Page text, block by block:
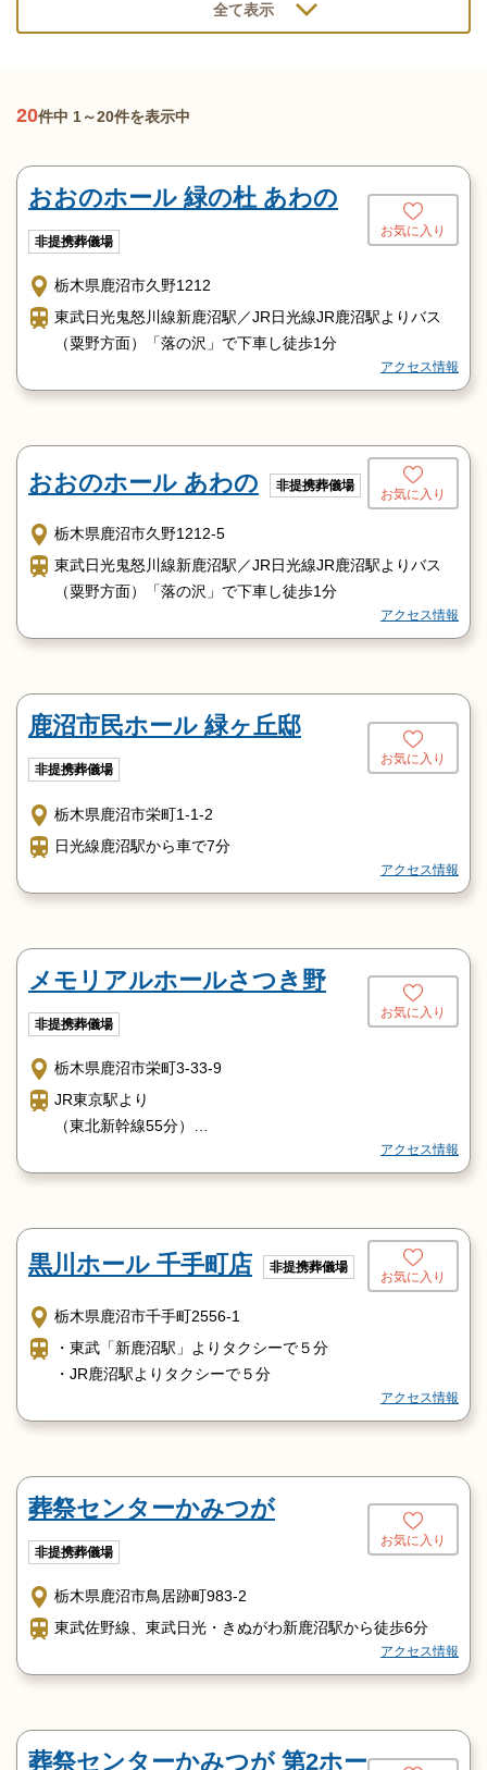
全て表示
20件中 1～20件を表示中
おおのホール 緑の杜 あわの
非提携葬儀場
お気に入り
栃木県鹿沼市久野1212
東武日光鬼怒川線新鹿沼駅／JR日光線JR鹿沼駅よりバス
（粟野方面）「落の沢」で下車し徒歩1分
アクセス情報
おおのホール あわの 非提携葬儀場
お気に入り
栃木県鹿沼市久野1212-5
東武日光鬼怒川線新鹿沼駅／JR日光線JR鹿沼駅よりバス
（粟野方面）「落の沢」で下車し徒歩1分
アクセス情報
鹿沼市民ホール 緑ヶ丘邸
非提携葬儀場
お気に入り
栃木県鹿沼市栄町1-1-2
日光線鹿沼駅から車で7分
アクセス情報
メモリアルホールさつき野
非提携葬儀場
お気に入り
栃木県鹿沼市栄町3-33-9
JR東京駅より
（東北新幹線55分）
宇都宮駅より（JR日光線15分）
鹿沼駅より（タクシー６分）
東武浅草駅より
（快速1時間36分）
新鹿沼駅より（タクシー８分）
アクセス情報
黒川ホール 千手町店 非提携葬儀場
お気に入り
栃木県鹿沼市千手町2556-1
・東武「新鹿沼駅」よりタクシーで５分
・JR鹿沼駅よりタクシーで５分
アクセス情報
葬祭センターかみつが
非提携葬儀場
お気に入り
栃木県鹿沼市鳥居跡町983-2
東武佐野線、東武日光・きぬがわ新鹿沼駅から徒歩6分
アクセス情報
葬祭センターかみつが 第2ホー